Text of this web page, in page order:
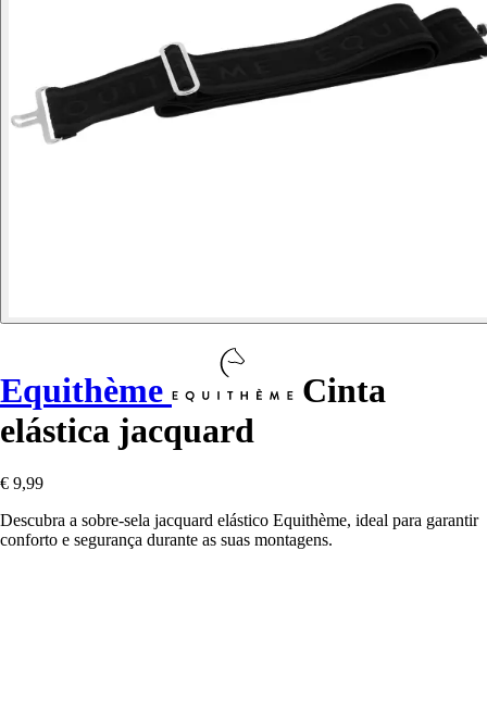
Equithème
Cinta
elástica jacquard
€ 9,99
Descubra a sobre-sela jacquard elástico Equithème, ideal para garantir
conforto e segurança durante as suas montagens.